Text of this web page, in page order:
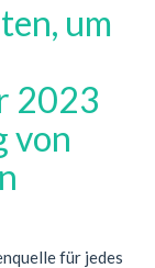
um
2023
von
für jedes